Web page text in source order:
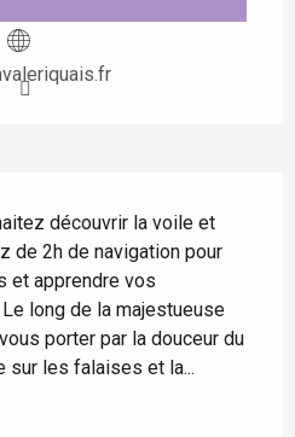
découvrir la voile et
de 2h de navigation pour
et apprendre vos
long de la majestueuse
porter par la douceur du
sur les falaises et la...